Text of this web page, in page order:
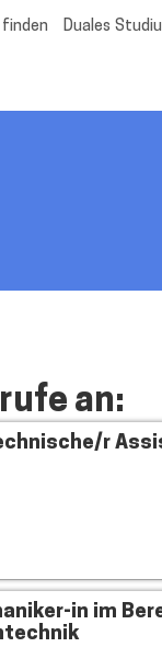
Duales
an:
r
in im